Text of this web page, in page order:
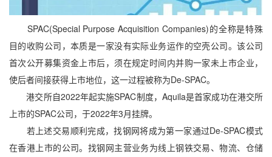
SPAC(Special Purpose Acquisition Companies)的全称是特殊
目的收购公司，本质是一家没有实际业务运作的空壳公司。该公司
首次公开募集资金上市后，须在规定时间内并购一家未上市企业，
使后者间接获得上市地位，这一过程被称为De-SPAC。
港交所自2022年起实施SPAC制度，Aquila是首家成功在港交所
上市的SPAC公司，于2022年3月挂牌。
若上述交易顺利完成，找钢网将成为第一家通过De-SPAC模式
在香港上市的公司。找钢网主营业务为线上钢铁交易、物流、仓储